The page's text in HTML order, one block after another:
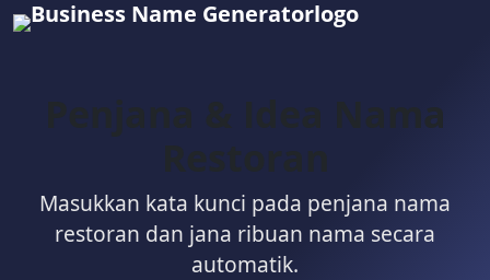
Penjana & Idea Nama
Restoran
Masukkan kata kunci pada penjana nama
restoran dan jana ribuan nama secara
automatik.